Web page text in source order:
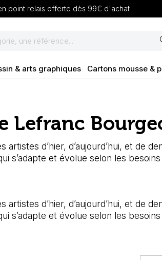
point relais offerte dès 99€ d'achat
& arts graphiques Cartons mousse &
Lefranc
d’hier, d’aujourd’hui, et de
et évolue selon les
d’hier, d’aujourd’hui, et de
et évolue selon les